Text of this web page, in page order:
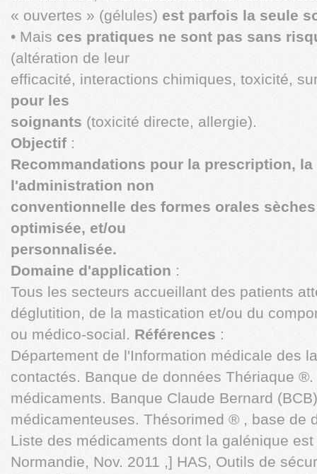
« ouvertes » (gélules) est parfois la seule
• Mais ces pratiques ne sont pas sans
(altération de leur
efficacité, interactions chimiques, toxicité,
pour les
soignants (toxicité directe, allergie).
Objectif :
Recommandations pour la prescription,
l'administration non
conventionnelle des formes orales
optimisée, et/ou
personnalisée.
Domaine d'application :
Tous les secteurs accueillant des patients
déglutition, de la mastication et/ou du
ou médico-social. Références :
Département de l'Information médicale des
contactés. Banque de données Thériaque
médicaments. Banque Claude Bernard
médicamenteuses. Thésorimed ® , base de
Liste des médicaments dont la galénique
Normandie, Nov. 2011 ,] HAS, Outils de